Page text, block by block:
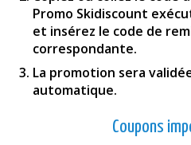
Promo Skidiscount
et insérez le code de
correspondante.
La promotion sera
automatique.
Coupons